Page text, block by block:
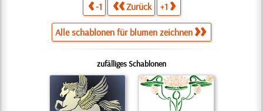
-1 Zurück +1
Alle schablonen für blumen zeichnen
zufälliges Schablonen